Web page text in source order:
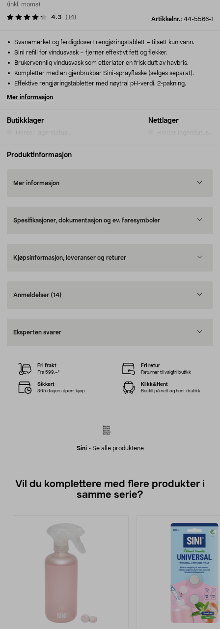
(inkl. moms)
Artikkelnr.: 44-5566-1
4.3 (14)
Butikklager Nettlager
Svanemerket og ferdigdosert rengjøringstablett – tilsett kun vann.
Sini refill for vindusvask – fjerner effektivt fett og flekker.
Brukervennlig vindusvask som etterlater en frisk duft av havbris.
Kompletter med en gjenbrukbar Sini-sprayflaske (selges separat).
Effektive rengjøringstabletter med nøytral pH-verdi. 2-pakning.
Mer informasjon
Produktinformasjon
Mer informasjon
Spesifikasjoner, dokumentasjon og ev. faresymboler
Kjøpsinformasjon, leveranser og returer
Anmeldelser (14)
Eksperten svarer
Sini- Se alle produktene
Fri frakt
Fra 599,–*
Fri retur
Returner til valgfri butikk
Sikkert
365 dagers åpent kjøp
Klikk&Hent
Bestill på nett og hent i butikk
Vil du komplettere med flere produkter i
samme serie?